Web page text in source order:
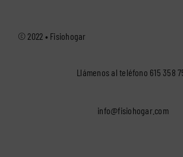
© 2022 • Fisiohogar
Llámenos al teléfono 615 358
info@fisiohogar.com